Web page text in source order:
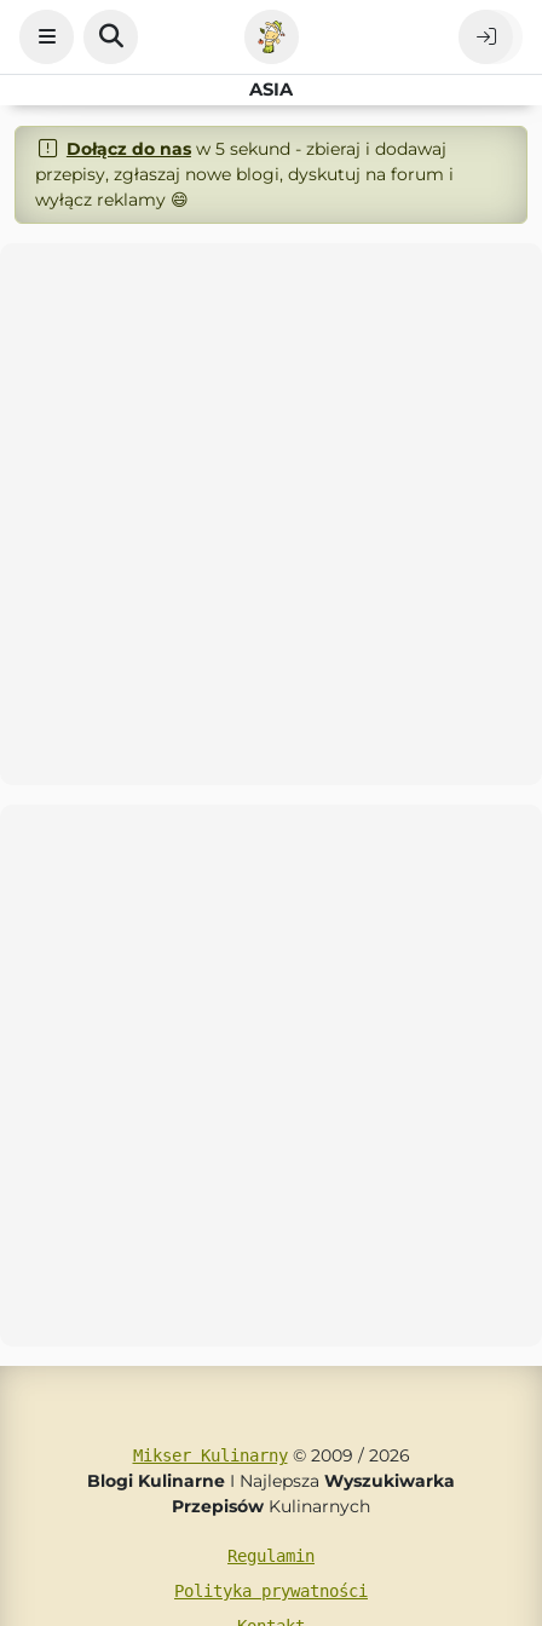
ASIA
Dołącz do nasw 5 sekund - zbieraj i dodawaj
przepisy, zgłaszaj nowe blogi, dyskutuj na forum i
wyłącz reklamy 😄
Mikser Kulinarny© 2009 / 2026
Blogi Kulinarne I Najlepsza Wyszukiwarka
Przepisów Kulinarnych
Regulamin
Polityka prywatności